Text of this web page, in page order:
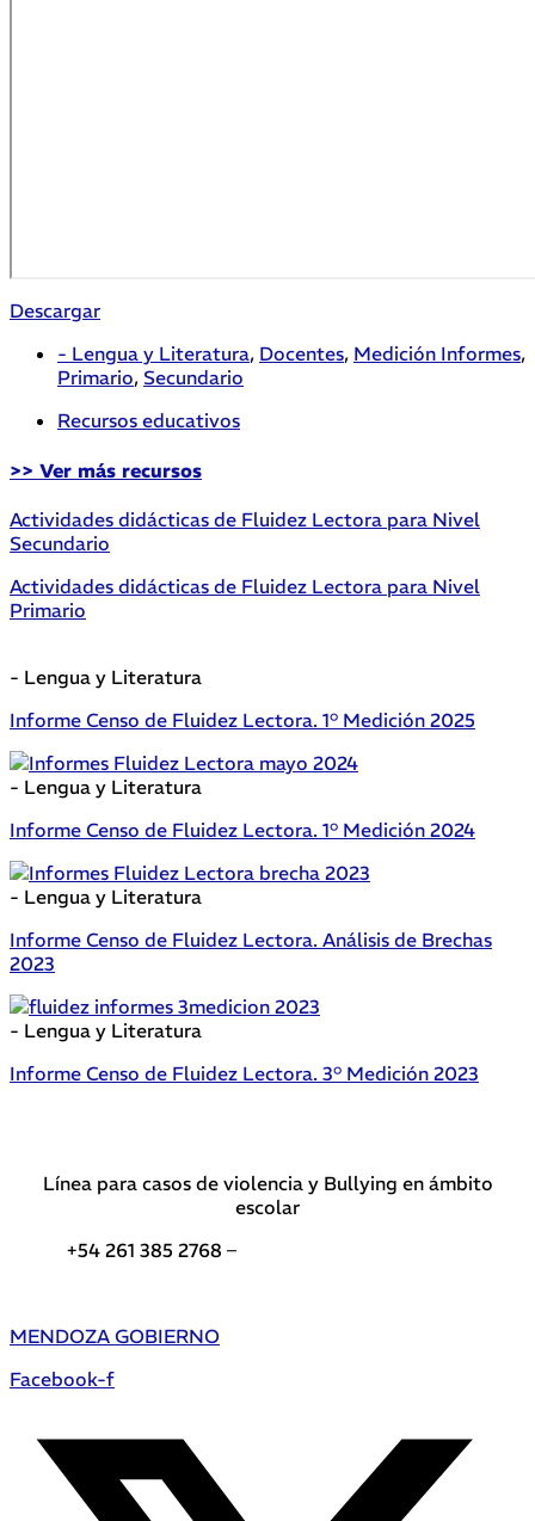
Descargar
- Lengua y Literatura, Docentes, Medición Informes,
Primario, Secundario
Recursos educativos
>> Ver más recursos
Actividades didácticas de Fluidez Lectora para Nivel
Secundario
Actividades didácticas de Fluidez Lectora para Nivel
Primario
- Lengua y Literatura
Informe Censo de Fluidez Lectora. 1° Medición 2025
- Lengua y Literatura
Informe Censo de Fluidez Lectora. 1° Medición 2024
- Lengua y Literatura
Informe Censo de Fluidez Lectora. Análisis de Brechas
2023
- Lengua y Literatura
Informe Censo de Fluidez Lectora. 3° Medición 2023
Línea para casos de violencia y Bullying en ámbito
escolar
+54 261 385 2768 –
MENDOZA GOBIERNO
Facebook-f